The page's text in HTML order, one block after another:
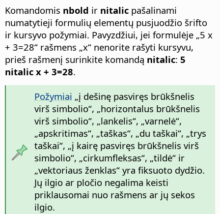
Komandomis nbold ir nitalic pašalinami
numatytieji formulių elementų pusjuodžio šrifto
ir kursyvo požymiai. Pavyzdžiui, jei formulėje „5 x
+ 3=28“ rašmens „x“ nenorite rašyti kursyvu,
prieš rašmenį surinkite komandą nitalic: 5
nitalic x + 3=28.
Požymiai „į dešinę pasviręs brūkšnelis
virš simbolio“, „horizontalus brūkšnelis
virš simbolio“, „lankelis“, „varnelė“,
„apskritimas“, „taškas“, „du taškai“, „trys
taškai“, „į kairę pasviręs brūkšnelis virš
simbolio“, „cirkumfleksas“, „tildė“ ir
„vektoriaus ženklas“ yra fiksuoto dydžio.
Jų ilgio ar pločio negalima keisti
priklausomai nuo rašmens ar jų sekos
ilgio.